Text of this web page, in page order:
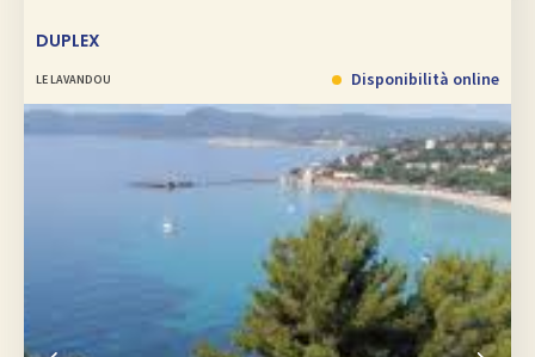
DUPLEX
LE LAVANDOU Disponibilità online